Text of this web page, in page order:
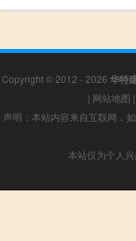
Copyright © 2012 - 2026 华特
| 网站地图 |
声明：本站内容来自互联网，
本站仅为个人